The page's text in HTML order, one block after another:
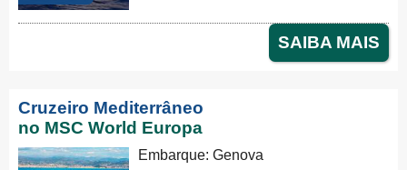
SAIBA MAIS
Cruzeiro Mediterrâneo
no MSC World Europa
Embarque: Genova